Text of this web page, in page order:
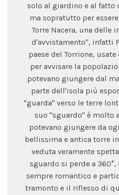
solo al giardino e al fatto
ma sopratutto per
Torre Nacera, una delle
d'avvistamento", infatti
paese del Torrione,
per avvisare la
potevano giungere dal
parte dell'isola più
"guarda" verso le terre
suo "sguardo" è molto
potevano giungere da
bellissima e antica torre
veduta veramente
sguardo si perde a
sempre romantico e
tramonto e il riflesso di